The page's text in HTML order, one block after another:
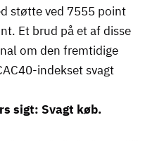
støtte ved 7555 point
Et brud på et af disse
om den fremtidige
indekset svagt
sigt: Svagt køb.